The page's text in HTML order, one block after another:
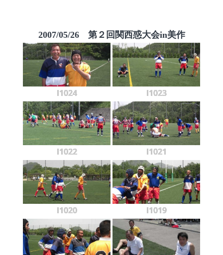
2007/05/26 第２回関西惑大会in美作
l1024 l1023
l1022 l1021
l1020 l1019